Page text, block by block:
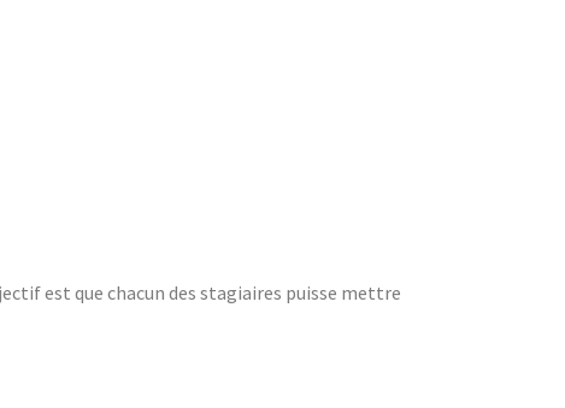
est que chacun des stagiaires puisse mettre